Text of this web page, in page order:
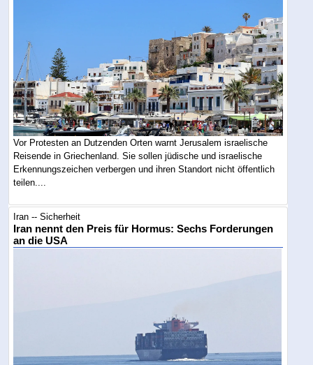
Vor Protesten an Dutzenden Orten warnt Jerusalem israelische
Reisende in Griechenland. Sie sollen jüdische und israelische
Erkennungszeichen verbergen und ihren Standort nicht öffentlich
teilen....
Iran -- Sicherheit
Iran nennt den Preis für Hormus: Sechs Forderungen
an die USA